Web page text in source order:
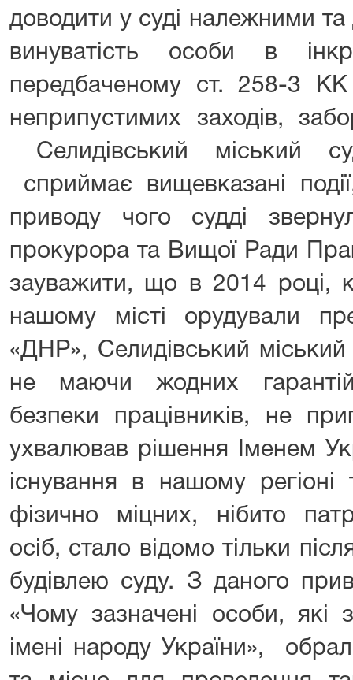
доводити у суді належними
винуватість особи в
передбаченому ст. 258-3
неприпустимих заходів,
Селидівський міський
сприймає вищевказані
приводу чого судді
прокурора та Вищої
зауважити, що в 2014 році,
нашому місті орудували
«ДНР», Селидівський міський
не маючи жодних
безпеки працівників, не
ухвалював рішення
існування в нашому регіоні
фізично міцних, нібито
осіб, стало відомо тільки
будівлею суду. З даного
«Чому зазначені особи, які
імені народу України»,